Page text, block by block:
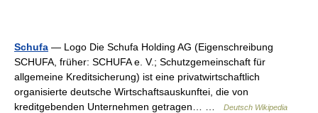
Schufa — Logo Die Schufa Holding AG (Eigenschreibung
SCHUFA, früher: SCHUFA e. V.; Schutzgemeinschaft für
allgemeine Kreditsicherung) ist eine privatwirtschaftlich
organisierte deutsche Wirtschaftsauskunftei, die von
kreditgebenden Unternehmen getragen… …
Deutsch Wikipedia